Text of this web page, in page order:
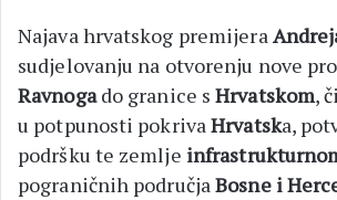
Najava hrvatskog premijera
sudjelovanju na otvorenju nove
Ravnogado granice sHrvatskom,
u potpunosti pokrivaHrvatska,
podršku te zemlje
pograničnih područjaBosne i